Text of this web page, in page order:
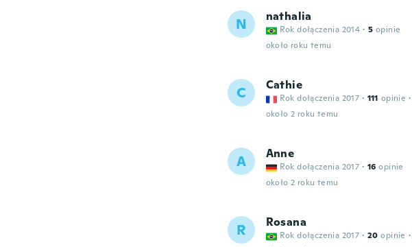
N nathalia
Rok dołączenia 2014 · 5 opinie
około roku temu
C Cathie
Rok dołączenia 2017 · 111 opinie ·
około 2 roku temu
A Anne
Rok dołączenia 2017 · 16 opinie
około 2 roku temu
R Rosana
Rok dołączenia 2017 · 20 opinie ·